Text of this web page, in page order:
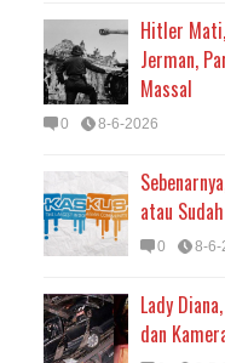
Hitler
Jerman,
Massal
0 8-6-2026
atau
0 8-6-
Lady
dan